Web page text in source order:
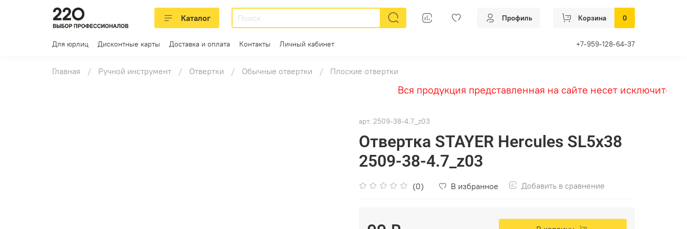
Каталог Профиль Корзина 0
Для юрлиц Дисконтные карты Доставка и оплата Контакты Личный кабинет +7-959-128-64-37
Главная Ручной инструмент Отвертки Обычные отвертки Плоские отвертки
Вся продукция представленная на сайте несет
арт. 2509-38-4.7_z03
Отвертка STAYER Hercules SL5x38
2509-38-4.7_z03
(0) В избранное Добавить в сравнение